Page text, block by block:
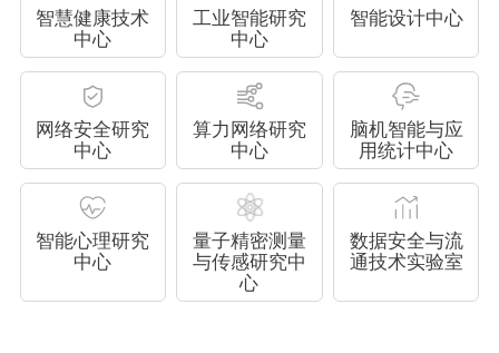
智慧健康技术
中心
工业智能研究
中心
智能设计中心
网络安全研究
中心
算力网络研究
中心
脑机智能与应
用统计中心
智能心理研究
中心
量子精密测量
与传感研究中
心
数据安全与流
通技术实验室